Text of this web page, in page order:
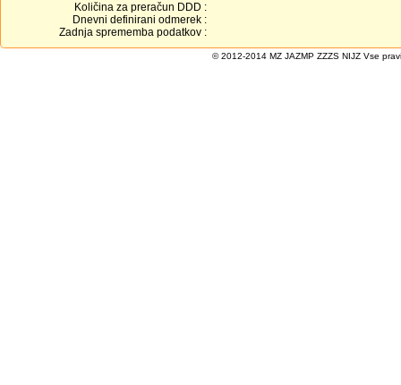
Količina za preračun DDD :
Dnevni definirani odmerek :
Zadnja sprememba podatkov :
© 2012-2014 MZ JAZMP ZZZS NIJZ Vse